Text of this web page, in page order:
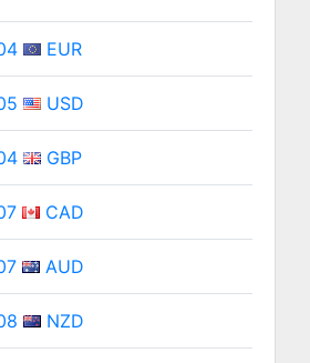
EUR
USD
GBP
CAD
AUD
NZD